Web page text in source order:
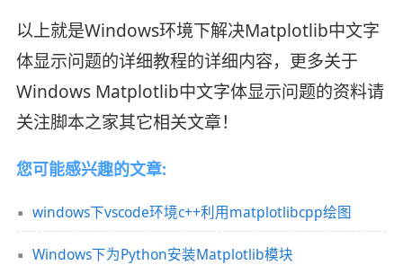
以上就是Windows环境下解决Matplotlib中文字
体显示问题的详细教程的详细内容，更多关于
Windows Matplotlib中文字体显示问题的资料请
关注脚本之家其它相关文章！
您可能感兴趣的文章:
windows下vscode环境c++利用matplotlibcpp绘图
Windows下为Python安装Matplotlib模块